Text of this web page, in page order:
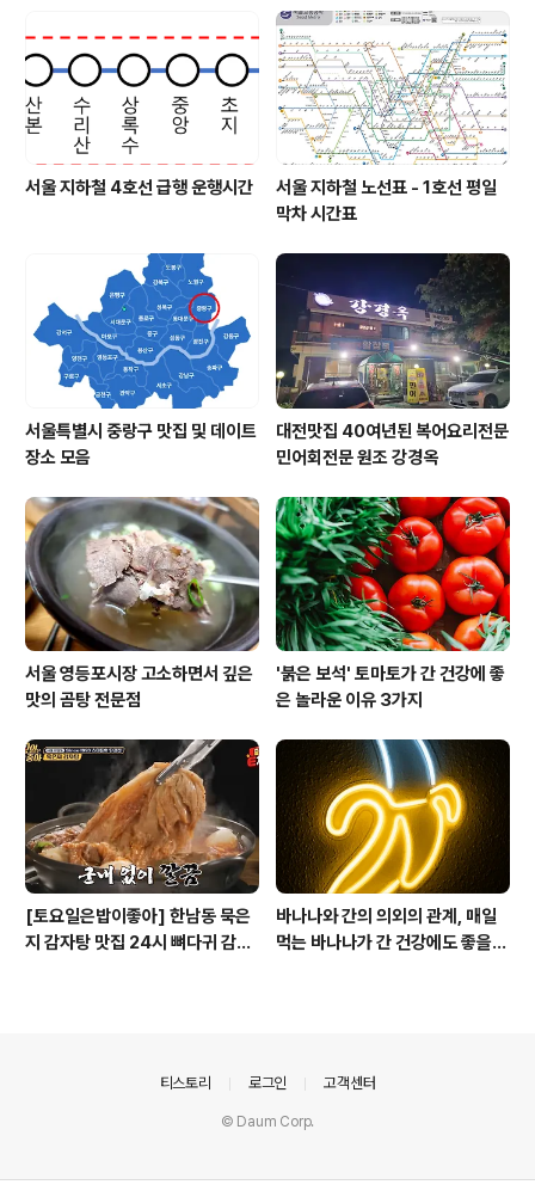
이하가 신청대상입니다. 동거인이 있는 경우 신청이 가능
한데, 이 경우에는 임차인 명의의 1인에 한해 신청가능하
고, 쉐어하우스등에 거주하며 임대임 사업자..
서울 지하철 4호선 급행 운행시간
서울 지하철 노선표 - 1호선 평일
막차 시간표
서울특별시 중랑구 맛집 및 데이트
장소 모음
대전맛집 40여년된 복어요리전문
민어회전문 원조 강경옥
서울 영등포시장 고소하면서 깊은
맛의 곰탕 전문점
'붉은 보석' 토마토가 간 건강에 좋
은 놀라운 이유 3가지
[토요일은밥이좋아] 한남동 묵은
지 감자탕 맛집 24시 뼈다귀 감자
바나나와 간의 의외의 관계, 매일
먹는 바나나가 간 건강에도 좋을
티스토리 로그인 고객센터
© Daum Corp.